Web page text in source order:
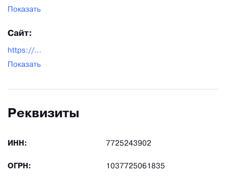
Показать
Сайт:
https://pnevmoapparat.ru/
Показать
Реквизиты
ИНН: 7725243902
ОГРН: 1037725061835